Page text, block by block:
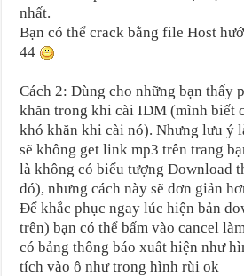
nhất.
Bạn có thể crack bằng file Host
44
Cách 2: Dùng cho những bạn thấy
khăn trong khi cài IDM (mình biết
khó khăn khi cài nó). Nhưng lưu ý
sẽ không get link mp3 trên trang
là không có biểu tượng Download
đó), nhưng cách này sẽ đơn giản
Để khắc phục ngay lúc hiện bản
trên) bạn có thể bấm vào cancel
có bảng thông báo xuất hiện như
tích vào ô như trong hình rùi ok